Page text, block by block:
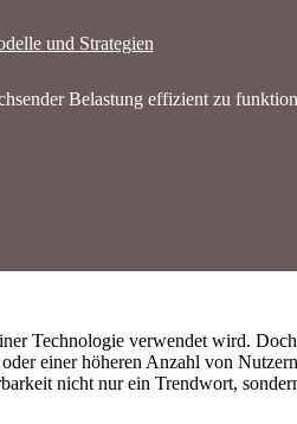
und Strategien
Belastung effizient zu
Technologie verwendet wird.
einer höheren Anzahl von
nicht nur ein Trendwort,